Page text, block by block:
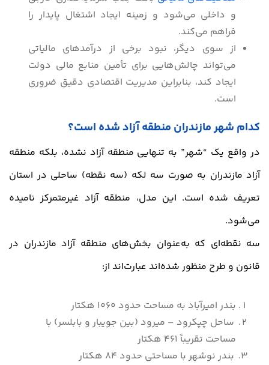
و داخلی می‌شود و زمینه ایجاد اشتغال پایدار را
فراهم می‌کند.
از سوی دیگر، نبود برخی از درآمدهای مالیاتی
می‌تواند چالش‌هایی برای تأمین منابع مالی دولت
ایجاد کند، بنابراین مدیریت اقتصادی دقیق ضروری
است.
کدام شهر مازندران منطقه آزاد شده است؟
در واقع یک “شهر” به تنهایی منطقه آزاد نشده، بلکه منطقه
آزاد مازندران به صورت سه لکه (سه نقطه) ساحلی در استان
تعریف شده است. این مدل، منطقه آزاد غیرمتمرکز نامیده
می‌شود.
سه نقطه‌ای که به‌عنوان بخش‌های منطقه آزاد مازندران در
قانون و طرح منظور شده‌اند عبارت‌اند از:
بندر امیرآباد به مساحت حدود 1060 هکتار
ساحل چپکرود – میرود (بین جویبار و بابلسر) با
مساحت تقریباً 461 هکتار
بندر نوشهر با مساحتی حدود 84 هکتار